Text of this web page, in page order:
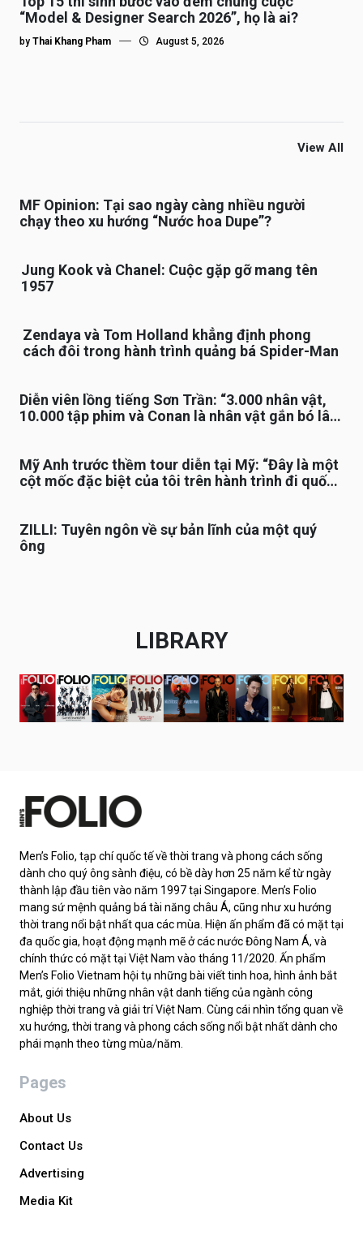
“Model & Designer Search 2026”, họ là ai?
by Thai Khang Pham August 5, 2026
View All
MF Opinion: Tại sao ngày càng nhiều người
chạy theo xu hướng “Nước hoa Dupe”?
Jung Kook và Chanel: Cuộc gặp gỡ mang tên
1957
Zendaya và Tom Holland khẳng định phong
cách đôi trong hành trình quảng bá Spider-Man
Diễn viên lồng tiếng Sơn Trần: “3.000 nhân vật,
10.000 tập phim và Conan là nhân vật gắn bó lâu
Mỹ Anh trước thềm tour diễn tại Mỹ: “Đây là một
cột mốc đặc biệt của tôi trên hành trình đi quốc
ZILLI: Tuyên ngôn về sự bản lĩnh của một quý
ông
LIBRARY
Men’s Folio, tạp chí quốc tế về thời trang và phong cách sống
dành cho quý ông sành điệu, có bề dày hơn 25 năm kể từ ngày
thành lập đầu tiên vào năm 1997 tại Singapore. Men’s Folio
mang sứ mệnh quảng bá tài năng châu Á, cũng như xu hướng
thời trang nổi bật nhất qua các mùa. Hiện ấn phẩm đã có mặt tại
đa quốc gia, hoạt động mạnh mẽ ở các nước Đông Nam Á, và
chính thức có mặt tại Việt Nam vào tháng 11/2020. Ấn phẩm
Men’s Folio Vietnam hội tụ những bài viết tinh hoa, hình ảnh bắt
mắt, giới thiệu những nhân vật danh tiếng của ngành công
nghiệp thời trang và giải trí Việt Nam. Cùng cái nhìn tổng quan về
xu hướng, thời trang và phong cách sống nổi bật nhất dành cho
phái mạnh theo từng mùa/năm.
Pages
About Us
Contact Us
Advertising
Media Kit